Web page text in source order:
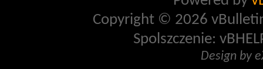
Copyright © 2026
Spolszczenie:
Design by